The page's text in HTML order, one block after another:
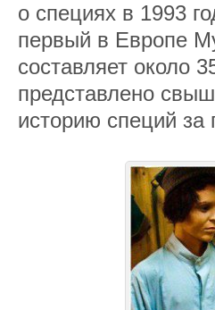
о специях в 1993
первый в Европе
составляет около
представлено
историю специй за